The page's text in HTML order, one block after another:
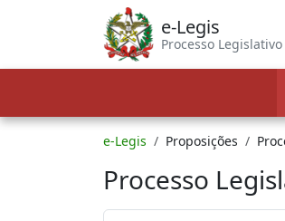
e-Legis
Processo
e-Legis Proposições
Processo